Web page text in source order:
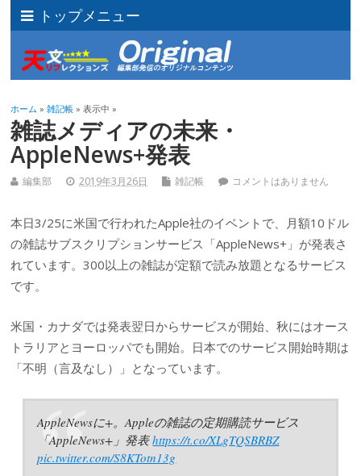
トップメニュー
ホーム »雑記帳 » 表示中 »
雑誌メディアの未来・
AppleNews+発表
編集部 2019年3月26日 雑記帳 コメントはありません
本日3/25に米国で行われたApple社のイベントで、月額10ドル
の雑誌サブスクリプションサービス「AppleNews+」が発表さ
れています。300以上の雑誌が定額で読み放題となるサービス
です。
米国・カナダでは発表翌日からサービスが開始、秋にはオース
トラリアとヨーロッパでも開始。日本でのサービス開始時期は
「不明（言及なし）」となっています。
AppleNewsに+。Appleの雑誌の定期購読サービス
「AppleNews+」発表https://t.co/XLgTQSBRBZ
pic.twitter.com/S8KTotn13g